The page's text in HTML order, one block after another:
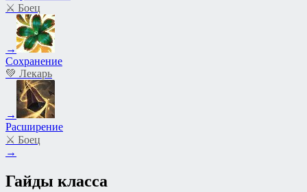
⚔️ Боец
→
Сохранение
💚 Лекарь
→
Расширение
⚔️ Боец
→
Гайды класса